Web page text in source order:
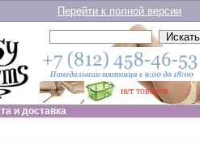
Перейти к полной версии
нет товаров
и доставка